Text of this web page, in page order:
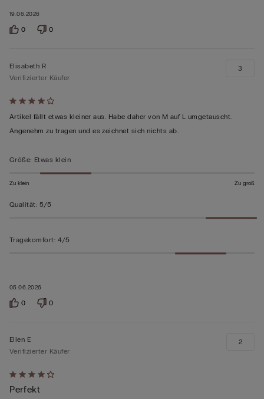
19.06.2026
0 0
Mit
4
von
bewertet
05.06.2026
Elisabeth R
Verifizierter Käufer
Artikel fällt etwas kleiner aus. Habe daher von M auf L umgetauscht.
Angenehm zu tragen und es zeichnet sich nichts ab.
3
Größe: Etwas klein
Zu klein Zu groß
Qualität: 5/5
Tragekomfort: 4/5
0 0
Mit
4
Ellen E
Verifizierter Käufer
Perfekt
2